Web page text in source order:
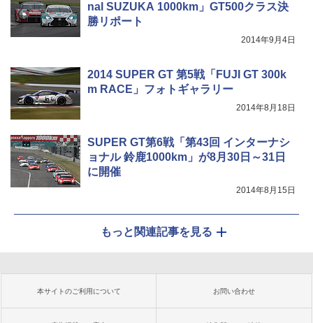
nal SUZUKA 1000km」GT500クラス決
勝リポート
2014年9月4日
2014 SUPER GT 第5戦「FUJI GT 300k
m RACE」フォトギャラリー
2014年8月18日
SUPER GT第6戦「第43回 インターナシ
ョナル 鈴鹿1000km」が8月30日～31日
に開催
2014年8月15日
もっと関連記事を見る
本サイトのご利用について お問い合わせ